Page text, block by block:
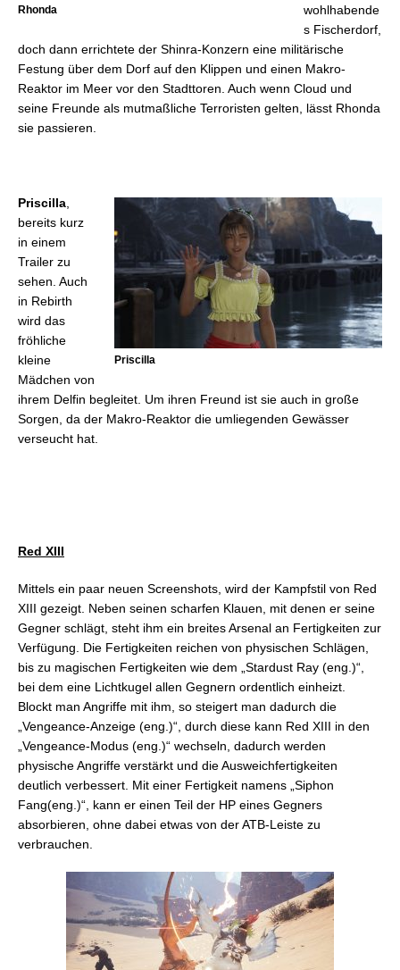
Rhonda
wohlhabende
s Fischerdorf,
doch dann errichtete der Shinra-Konzern eine militärische
Festung über dem Dorf auf den Klippen und einen Makro-
Reaktor im Meer vor den Stadttoren. Auch wenn Cloud und
seine Freunde als mutmaßliche Terroristen gelten, lässt Rhonda
sie passieren.
Priscilla
Priscilla
bereits kurz
in einem
Trailer zu
sehen. Auch
in Rebirth
wird das
fröhliche
kleine
Mädchen von
ihrem Delfin begleitet. Um ihren Freund ist sie auch in große
Sorgen, da der Makro-Reaktor die umliegenden Gewässer
verseucht hat.
Red XIII
Mittels ein paar neuen Screenshots, wird der Kampfstil von Red
XIII gezeigt. Neben seinen scharfen Klauen, mit denen er seine
Gegner schlägt, steht ihm ein breites Arsenal an Fertigkeiten zur
Verfügung. Die Fertigkeiten reichen von physischen Schlägen,
bis zu magischen Fertigkeiten wie dem „Stardust Ray (eng.)“,
bei dem eine Lichtkugel allen Gegnern ordentlich einheizt.
Blockt man Angriffe mit ihm, so steigert man dadurch die
„Vengeance-Anzeige (eng.)“, durch diese kann Red XIII in den
„Vengeance-Modus (eng.)“ wechseln, dadurch werden
physische Angriffe verstärkt und die Ausweichfertigkeiten
deutlich verbessert. Mit einer Fertigkeit namens „Siphon
Fang(eng.)“, kann er einen Teil der HP eines Gegners
absorbieren, ohne dabei etwas von der ATB-Leiste zu
verbrauchen.